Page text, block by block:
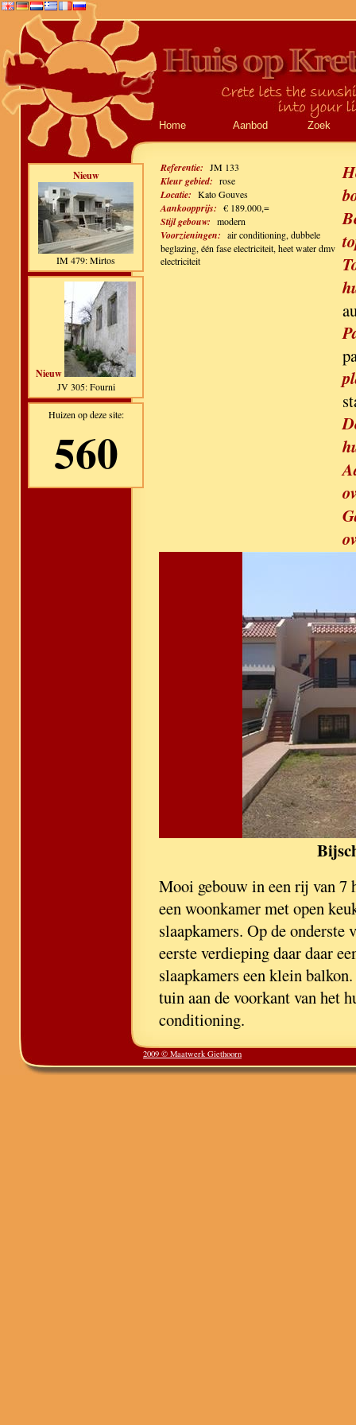
Home Aanbod Zoek
Nieuw
IM 479: Mirtos
Nieuw
JV 305: Fourni
Huizen op deze site:
560
Referentie: JM 133
Kleur gebied: rose
Locatie: Kato Gouves
Aankoopprijs: € 189.000,=
Stijl gebouw: modern
Voorzieningen: air conditioning, dubbele
beglazing, één fase electriciteit, heet water dmv
electriciteit
Mooi gebouw in een rij van 7
een woonkamer met open
slaapkamers. Op de
eerste verdieping daar daar
slaapkamers een klein
tuin aan de voorkant van het
conditioning.
2009 © Maatwerk Giethoorn